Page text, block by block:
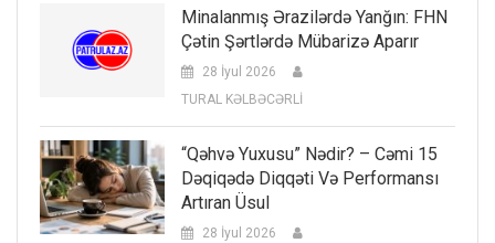
Minalanmış Ərazilərdə Yanğın: FHN
Çətin Şərtlərdə Mübarizə Aparır
28 İyul 2026
TURAL KƏLBƏCƏRLİ
“Qəhvə Yuxusu” Nədir? – Cəmi 15
Dəqiqədə Diqqəti Və Performansı
Artıran Üsul
28 İyul 2026